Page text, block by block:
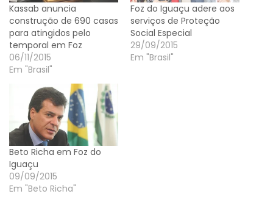
Kassab anuncia
construção de 690 casas
para atingidos pelo
temporal em Foz
06/11/2015
Em "Brasil"
Foz do Iguaçu adere aos
serviços de Proteção
Social Especial
29/09/2015
Em "Brasil"
Beto Richa em Foz do
Iguaçu
09/09/2015
Em "Beto Richa"